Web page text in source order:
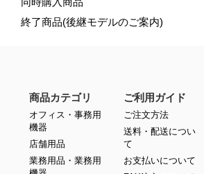
終了商品(後継モデルのご案内)
商品カテゴリ
オフィス・事務用
機器
店舗用品
業務用品・業務用
ご利用ガイド
ご注文方法
送料・配送につい
て
お支払いについて